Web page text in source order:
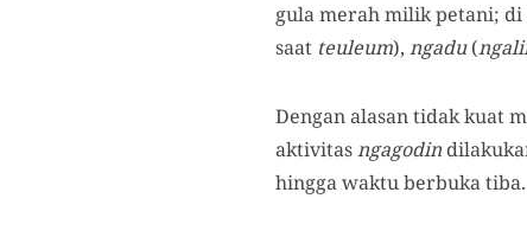
gula merah milik petani; di
saat teuleum), ngadu(
Dengan alasan tidak kuat
aktivitasngagodin
hingga waktu berbuka tiba.